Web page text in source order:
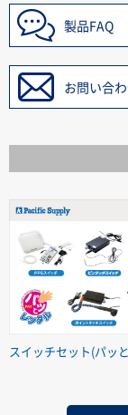
製品FAQ
お問い合
スイッチセット(パッ